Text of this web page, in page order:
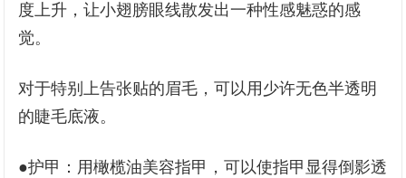
度上升，让小翅膀眼线散发出一种性感魅惑的感
觉。
对于特别上告张贴的眉毛，可以用少许无色半透明
的睫毛底液。
●护甲：用橄榄油美容指甲，可以使指甲显得倒影透